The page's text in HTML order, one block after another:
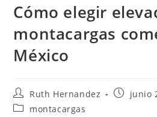
Cómo elegir
montacargas
México
Autor
de
Ruth Hernandez
junio
Categoría
montacargas